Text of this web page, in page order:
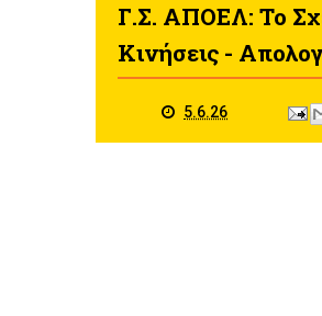
Γ.Σ. ΑΠΟΕΛ: Το
Κινήσεις -
5.6.26